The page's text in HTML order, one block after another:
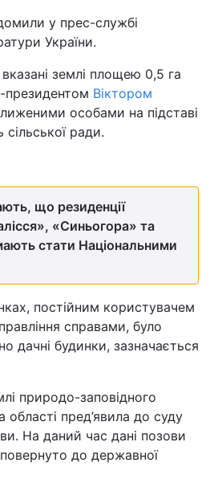
у прес-службі
України.
землі площею 0,5 га
президентом Віктором
особами на підставі
сільської ради.
що резиденції
«Синьогора» та
стати Національними
постійним користувачем
справами, було
дачні будинки, зазначається
природо-заповідного
пред’явила до суду
На даний час дані позови
до державної